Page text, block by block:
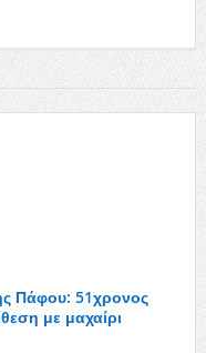
Πάφου: 51χρονος
με μαχαίρι